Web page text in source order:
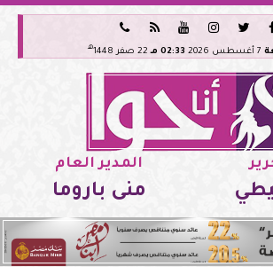





02:33 مـ 22 صفر 1448 هـ
المدير العام
منى باروما